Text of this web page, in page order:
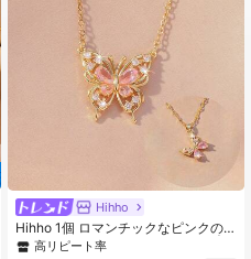
Hihho
Hihho 1個 ロマンチックなピンクの
バタフライジルコニアネックレス |
高リピート率